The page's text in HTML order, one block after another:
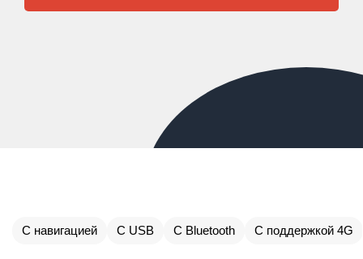
С навигацией С USB С Bluetooth С поддержкой 4G